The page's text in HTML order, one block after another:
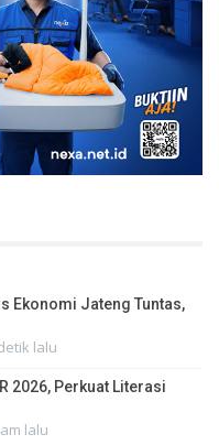
Ekonomi Jateng Tuntas,
lalu
2026, Perkuat Literasi
lalu